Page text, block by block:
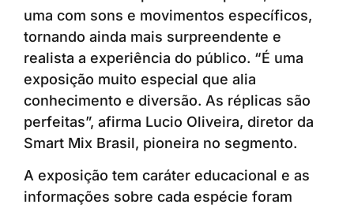
uma com sons e movimentos específicos,
tornando ainda mais surpreendente e
realista a experiência do público. “É uma
exposição muito especial que alia
conhecimento e diversão. As réplicas são
perfeitas”, afirma Lucio Oliveira, diretor da
Smart Mix Brasil, pioneira no segmento.
A exposição tem caráter educacional e as
informações sobre cada espécie foram